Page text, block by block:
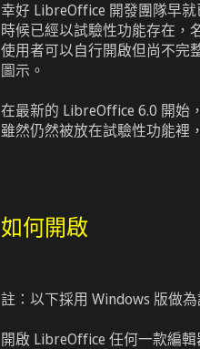
幸好 LibreOffice 開發團隊早
時候已經以試驗性功能存在，
使用者可以自行開啟但尚不完
圖示。
在最新的 LibreOffice 6.0 開始
雖然仍然被放在試驗性功能裡
如何開啟
註：以下採用 Windows 版做為
開啟 LibreOffice 任何一款編